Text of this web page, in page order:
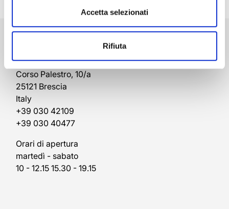
Accetta selezionati
Rifiuta
Brescia
Corso Palestro, 10/a
25121 Brescia
Italy
+39 030 42109
+39 030 40477
Orari di apertura
martedì - sabato
10 - 12.15 15.30 - 19.15